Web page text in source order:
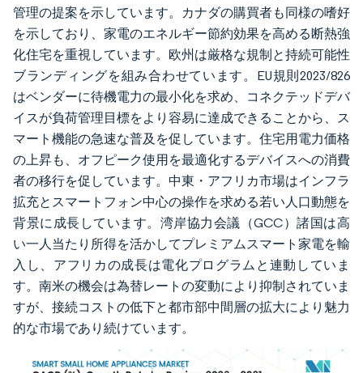
管理の提案を示しています。カナダの購買者も同様の嗜好
を示しており、家電のエネルギー節約効果を高める断熱強
化住宅を重視しています。欧州は厳格な規制と持続可能性
ブランディングを組み合わせています。EU規則2023/826
はベンダーに待機電力の最小化を求め、コネクテッドデバ
イスが負荷管理目標をより容易に達成できることから、ス
マート機能の急速な普及を促しています。住宅用電力価格
の上昇も、オフピーク使用を最適化するデバイスへの消費
者の移行を促しています。中東・アフリカ市場はインフラ
拡充とスマートフォン中心の操作を求める若い人口動態を
背景に成長しています。湾岸協力会議（GCC）諸国は高
い一人当たり所得を活かしてプレミアムスマート家電を輸
入し、アフリカの成長は電化プログラムと連動していま
す。南米の機会は為替レートの変動により抑制されていま
すが、接続コストの低下と都市部中間層の拡大により魅力
的な市場であり続けています。